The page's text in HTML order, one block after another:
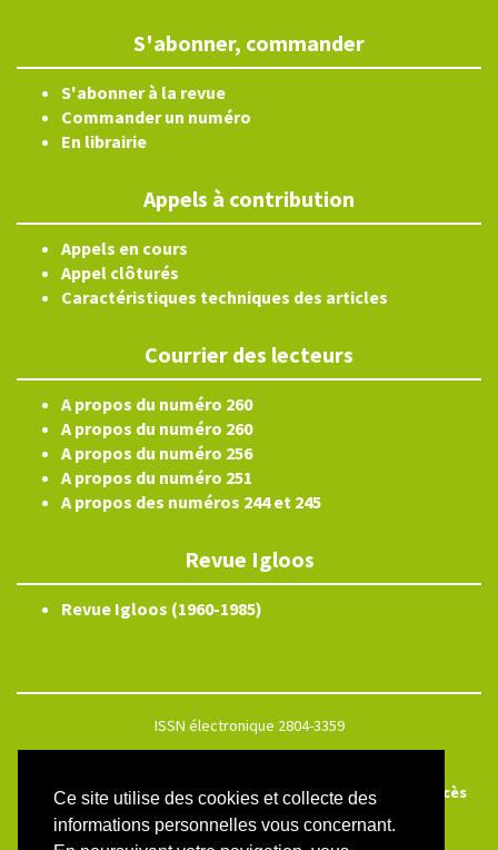
Ce site utilise des cookies et collecte des
informations personnelles vous concernant.
S'abonner, commander
S'abonner à la revue
Commander un numéro
En librairie
Appels à contribution
Appels en cours
Appel clôturés
Caractéristiques techniques des articles
Courrier des lecteurs
A propos du numéro 260
A propos du numéro 260
A propos du numéro 256
A propos du numéro 251
A propos des numéros 244 et 245
Revue Igloos
Revue Igloos (1960-1985)
ISSN électronique 2804-3359
Créé et hébergé par Chapitre 9 — Édité avec Lodel
Accès
réservé